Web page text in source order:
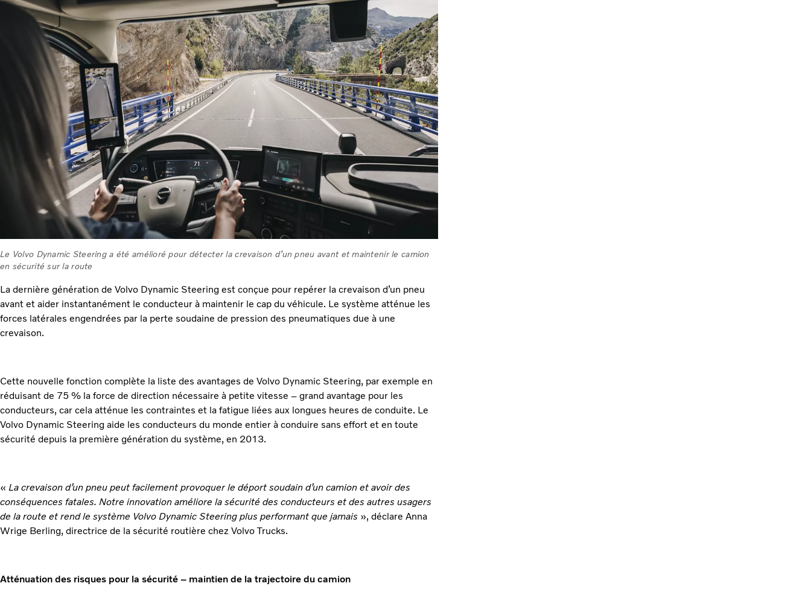
Le Volvo Dynamic Steering a été amélioré pour détecter la crevaison d’un pneu avant et maintenir le camion
en sécurité sur la route
La dernière génération de Volvo Dynamic Steering est conçue pour repérer la crevaison d’un pneu
avant et aider instantanément le conducteur à maintenir le cap du véhicule. Le système atténue les
forces latérales engendrées par la perte soudaine de pression des pneumatiques due à une
crevaison.
Cette nouvelle fonction complète la liste des avantages de Volvo Dynamic Steering, par exemple en
réduisant de 75 % la force de direction nécessaire à petite vitesse – grand avantage pour les
conducteurs, car cela atténue les contraintes et la fatigue liées aux longues heures de conduite. Le
Volvo Dynamic Steering aide les conducteurs du monde entier à conduire sans effort et en toute
sécurité depuis la première génération du système, en 2013.
« La crevaison d’un pneu peut facilement provoquer le déport soudain d’un camion et avoir des
conséquences fatales. Notre innovation améliore la sécurité des conducteurs et des autres usagers
de la route et rend le système Volvo Dynamic Steering plus performant que jamais », déclare Anna
Wrige Berling, directrice de la sécurité routière chez Volvo Trucks.
Atténuation des risques pour la sécurité – maintien de la trajectoire du camion